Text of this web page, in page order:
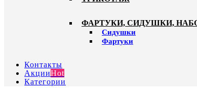
ФАРТУКИ, СИДУШКИ,
Сидушки
Фартуки
Контакты
АкцииHot
Категории